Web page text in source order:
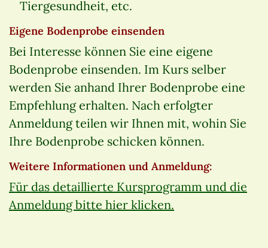
Tiergesundheit, etc.
Eigene Bodenprobe einsenden
Bei Interesse können Sie eine eigene
Bodenprobe einsenden. Im Kurs selber
werden Sie anhand Ihrer Bodenprobe eine
Empfehlung erhalten. Nach erfolgter
Anmeldung teilen wir Ihnen mit, wohin Sie
Ihre Bodenprobe schicken können.
Weitere Informationen und Anmeldung:
Für das detaillierte Kursprogramm und die
Anmeldung bitte hier klicken.